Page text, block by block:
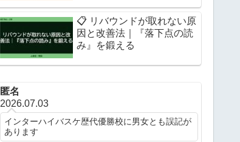
📋 リバウンドが取れない原
因と改善法｜『落下点の読
み』を鍛える
匿名
2026.07.03
インターハイバスケ歴代優勝校に男女とも誤記が
あります